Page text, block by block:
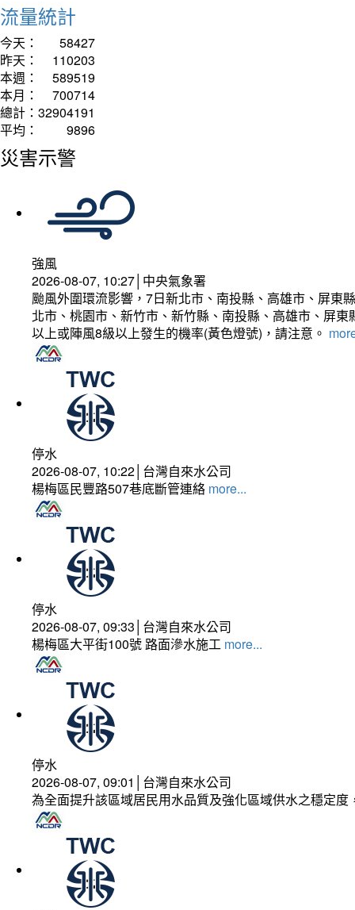
流量統計
今天：
58427
昨天：
110203
本週：
589519
本月：
700714
總計： 32904191
平均：
9896
災害示警
強風
2026-08-07, 10:27│中央氣象署
颱風外圍環流影響，7日新北市、南投縣、高雄市、屏東
北市、桃園市、新竹市、新竹縣、南投縣、高雄市、屏
以上或陣風8級以上發生的機率(黃色燈號)，請注意。
停水
2026-08-07, 10:22│台灣自來水公司
楊梅區民豐路507巷底斷管連絡 more...
停水
2026-08-07, 09:33│台灣自來水公司
楊梅區大平街100號 路面滲水施工 more...
停水
2026-08-07, 09:01│台灣自來水公司
為全面提升該區域居民用水品質及強化區域供水之穩定